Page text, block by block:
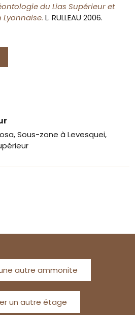
du Lias Supérieur et
Lyonnaise.L. RULLEAU 2006.
Sous-zone à Levesquei,
autre ammonite
un autre étage